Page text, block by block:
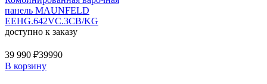
панель MAUNFELD
EEHG.642VC.3CB/KG
доступно к заказу
39 990 ₽39990
В корзину